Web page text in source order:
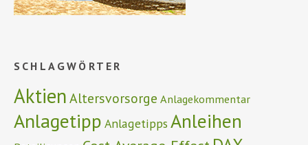
SCHLAGWÖRTER
Aktien Altersvorsorge Anlagekommentar
Anlagetipp Anlagetipps Anleihen